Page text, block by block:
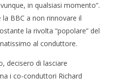
in qualsiasi momento”.
la BBC a non rinnovare il
la rivolta “popolare” del
al conduttore.
decisero di lasciare
i co-conduttori Richard